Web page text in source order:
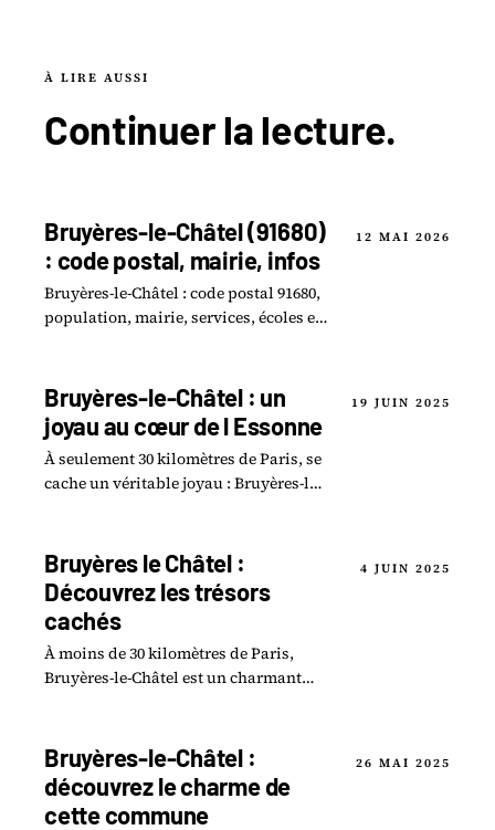
À LIRE AUSSI
Continuer lalecture.
Bruyères-le-Châtel (91680)
: code postal, mairie, infos
Bruyères-le-Châtel : code postal 91680,
population, mairie, services, écoles et
12 MAI 2026
Bruyères-le-Châtel : un
joyau au cœur de l Essonne
À seulement 30 kilomètres de Paris, se
cache un véritable joyau : Bruyères-le-
19 JUIN 2025
Bruyères le Châtel :
Découvrez les trésors
cachés
À moins de 30 kilomètres de Paris,
Bruyères-le-Châtel est un charmant
4 JUIN 2025
Bruyères-le-Châtel :
découvrez le charme de
cette commune
26 MAI 2025